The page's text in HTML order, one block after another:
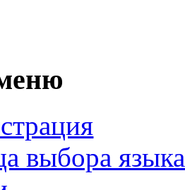
выбора языка